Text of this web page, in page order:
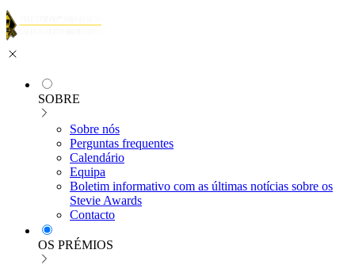
SOBRE
Sobre nós
Perguntas frequentes
Calendário
Equipa
Boletim informativo com as últimas notícias sobre os
Stevie Awards
Contacto
OS PRÉMIOS